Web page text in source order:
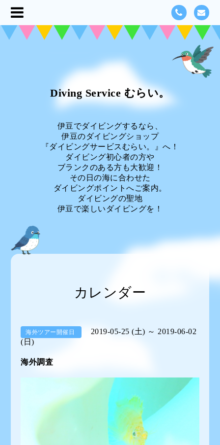
Diving Service むらい。
伊豆でダイビングするなら、
伊豆のダイビングショップ
『ダイビングサービスむらい。』へ！
ダイビング初心者の方や
ブランクのある方も大歓迎！
その日の海に合わせた
ダイビングポイントへご案内。
ダイビングの聖地
伊豆で楽しいダイビングを！
カレンダー
海外ツアー開催日
2019-05-25 (土) ～ 2019-06-02
(日)
海外調査